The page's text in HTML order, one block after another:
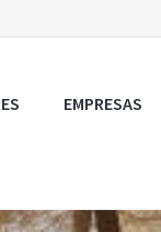
EMPRESAS